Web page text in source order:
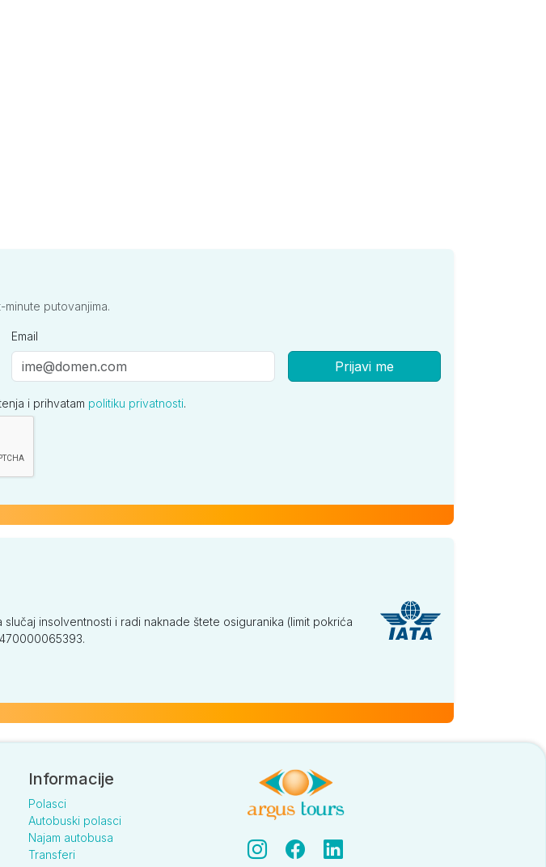
putovanjima.
Email
Prijavi me
i prihvatam politiku privatnosti.
slučaj insolventnosti i radi naknade štete osiguranika (limit pokrića
Informacije
Polasci
Autobuski polasci
Najam autobusa
Transferi